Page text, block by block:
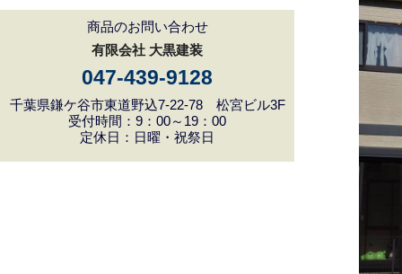
商品のお問い合わせ
有限会社 大黒建装
047-439-9128
千葉県鎌ケ谷市東道野込7-22-78 松宮ビル3F
受付時間：9：00～19：00
定休日：日曜・祝祭日